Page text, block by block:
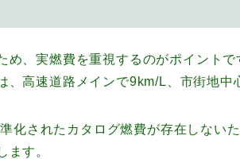
、実燃費を重視するのがポイント
高速道路メインで9km/L、市街地中
されたカタログ燃費が存在しない
ます。